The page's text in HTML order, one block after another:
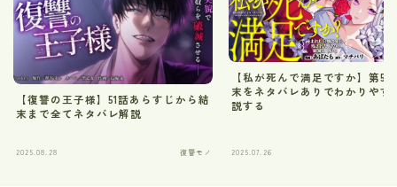
【復讐の王子様】51話あらすじから結
末まで全てネタバレ解説
2025.08.28 復讐モノ
【私が死んで満足ですか】第5
末をネタバレありでわかりやす
説する
2025.07.26